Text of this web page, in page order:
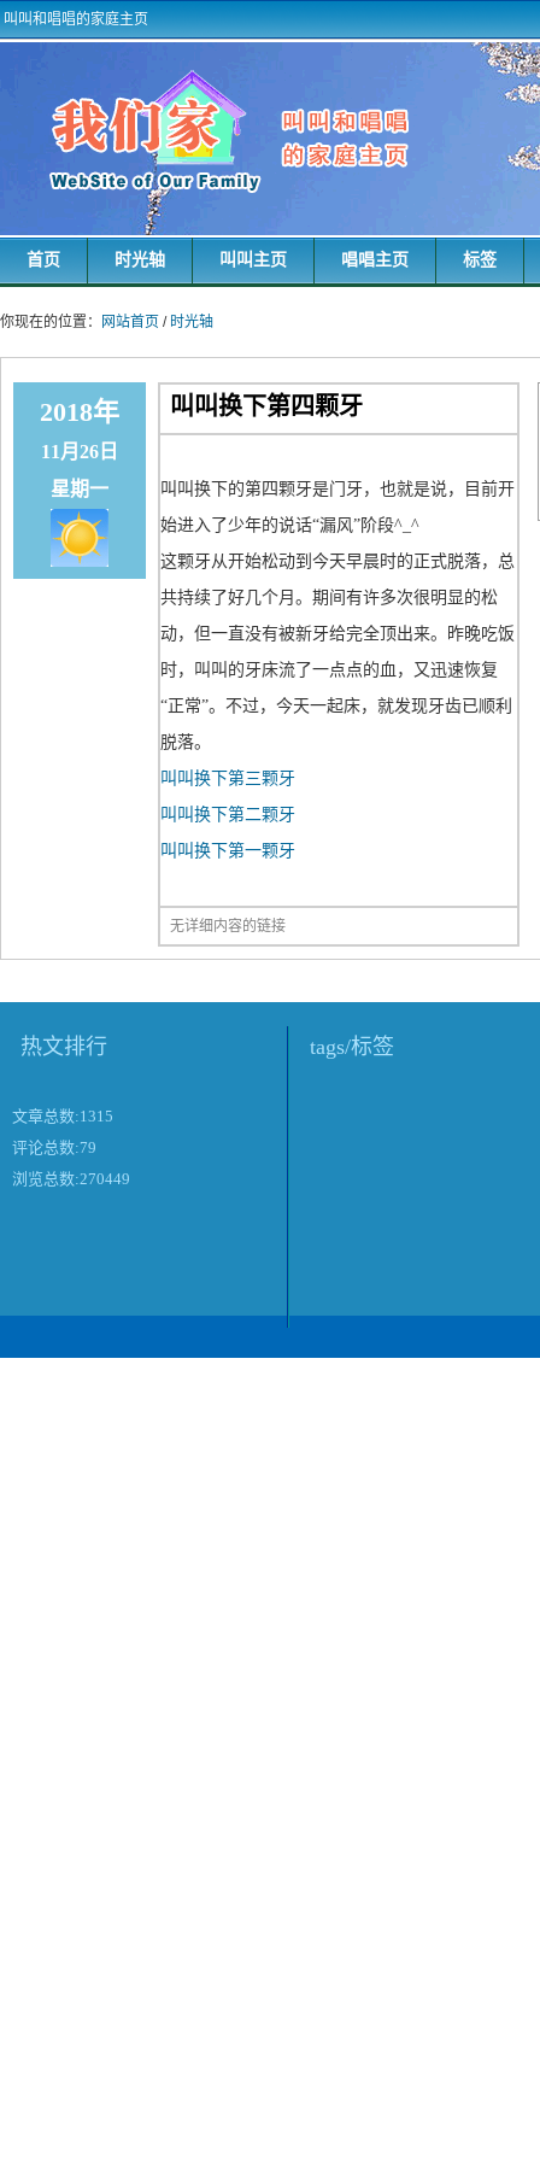
叫叫和唱唱的家庭主页
首页 时光轴 叫叫主页 唱唱主页 标签
你现在的位置： 网站首页 / 时光轴
2018年
11月26日
星期一
叫叫换下第四颗牙
叫叫换下的第四颗牙是门牙，也就是说，目前开
始进入了少年的说话“漏风”阶段^_^
这颗牙从开始松动到今天早晨时的正式脱落，总
共持续了好几个月。期间有许多次很明显的松
动，但一直没有被新牙给完全顶出来。昨晚吃饭
时，叫叫的牙床流了一点点的血，又迅速恢复
“正常”。不过，今天一起床，就发现牙齿已顺利
脱落。
叫叫换下第三颗牙
叫叫换下第二颗牙
叫叫换下第一颗牙
无详细内容的链接
热文排行
文章总数:1315
评论总数:79
浏览总数:270449
tags/标签